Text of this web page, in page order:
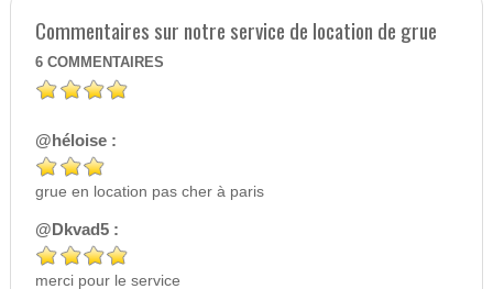
Commentaires sur notre service de location de grue
6 COMMENTAIRES
@héloise :
grue en location pas cher à paris
@Dkvad5 :
merci pour le service